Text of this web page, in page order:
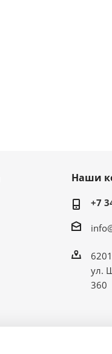
Наши
+7
ул.
360